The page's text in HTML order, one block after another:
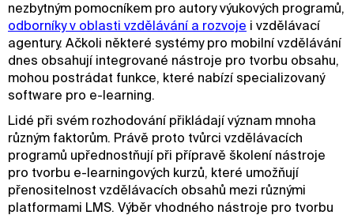
nezbytným pomocníkem pro autory výukových programů,
odborníky v oblasti vzdělávání a rozvoje i vzdělávací
agentury. Ačkoli některé systémy pro mobilní vzdělávání
dnes obsahují integrované nástroje pro tvorbu obsahu,
mohou postrádat funkce, které nabízí specializovaný
software pro e-learning.
Lidé při svém rozhodování přikládají význam mnoha
různým faktorům. Právě proto tvůrci vzdělávacích
programů upřednostňují při přípravě školení nástroje
pro tvorbu e-learningových kurzů, které umožňují
přenositelnost vzdělávacích obsahů mezi různými
platformami LMS. Výběr vhodného nástroje pro tvorbu